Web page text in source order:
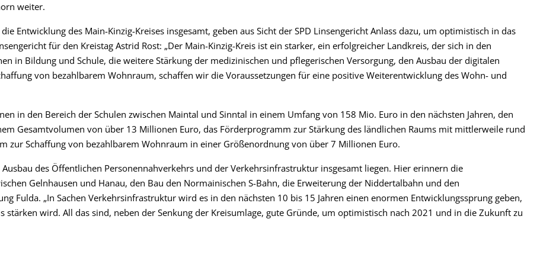
weiter.
Entwicklung des Main-Kinzig-Kreises insgesamt, geben aus Sicht der SPD Linsengericht Anlass dazu, um optimistisch in das
für den Kreistag Astrid Rost: „Der Main-Kinzig-Kreis ist ein starker, ein erfolgreicher Landkreis, der sich in den
in Bildung und Schule, die weitere Stärkung der medizinischen und pflegerischen Versorgung, den Ausbau der digitalen
von bezahlbarem Wohnraum, schaffen wir die Voraussetzungen für eine positive Weiterentwicklung des Wohn- und
in den Bereich der Schulen zwischen Maintal und Sinntal in einem Umfang von 158 Mio. Euro in den nächsten Jahren, den
Gesamtvolumen von über 13 Millionen Euro, das Förderprogramm zur Stärkung des ländlichen Raums mit mittlerweile rund
zur Schaffung von bezahlbarem Wohnraum in einer Größenordnung von über 7 Millionen Euro.
des Öffentlichen Personennahverkehrs und der Verkehrsinfrastruktur insgesamt liegen. Hier erinnern die
Gelnhausen und Hanau, den Bau den Normainischen S-Bahn, die Erweiterung der Niddertalbahn und den
Fulda. „In Sachen Verkehrsinfrastruktur wird es in den nächsten 10 bis 15 Jahren einen enormen Entwicklungssprung geben,
stärken wird. All das sind, neben der Senkung der Kreisumlage, gute Gründe, um optimistisch nach 2021 und in die Zukunft zu